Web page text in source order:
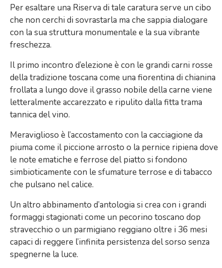
Per esaltare una Riserva di tale caratura serve un cibo
che non cerchi di sovrastarla ma che sappia dialogare
con la sua struttura monumentale e la sua vibrante
freschezza.
Il primo incontro d’elezione è con le grandi carni rosse
della tradizione toscana come una fiorentina di chianina
frollata a lungo dove il grasso nobile della carne viene
letteralmente accarezzato e ripulito dalla fitta trama
tannica del vino.
Meraviglioso è l’accostamento con la cacciagione da
piuma come il piccione arrosto o la pernice ripiena dove
le note ematiche e ferrose del piatto si fondono
simbioticamente con le sfumature terrose e di tabacco
che pulsano nel calice.
Un altro abbinamento d’antologia si crea con i grandi
formaggi stagionati come un pecorino toscano dop
stravecchio o un parmigiano reggiano oltre i 36 mesi
capaci di reggere l’infinita persistenza del sorso senza
spegnerne la luce.